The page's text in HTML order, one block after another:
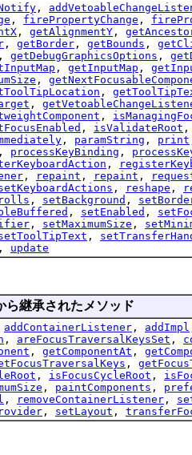
,
, firePropertyChange ,
, getAlignmentY ,
, getBorder , getBounds ,
, getDebugGraphicsOptions ,
, getInputMap ,
,
,
,
,
, isValidateRoot
, paramString , print
, processKeyBinding ,
,
, repaint , repaint ,
, reshape ,
, setBackground ,
, setEnabled ,
, setMaximumSize ,
,
, update
ら継承されたメソッド
addContainerListener , addImpl
, areFocusTraversalKeysSet ,
, getComponentAt ,
,
, isFocusCycleRoot ,
, paintComponents ,
, removeContainerListener ,
, setLayout ,